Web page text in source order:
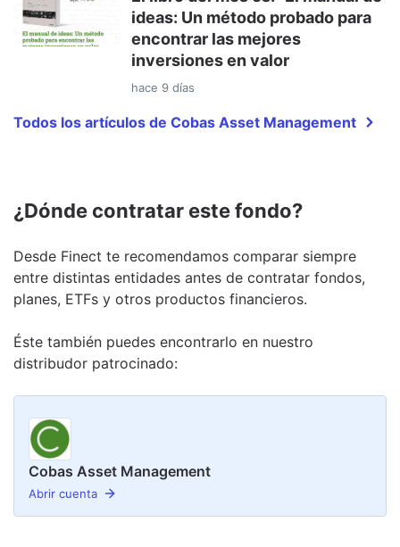
ideas: Un método probado para
encontrar las mejores
inversiones en valor
hace 9 días
Todos los artículos de Cobas Asset Management
¿Dónde contratar este fondo?
Desde Finect te recomendamos comparar siempre
entre distintas entidades antes de contratar fondos,
planes, ETFs y otros productos financieros.
Éste también puedes encontrarlo en nuestro
distribudor patrocinado:
Cobas Asset Management
Abrir cuenta